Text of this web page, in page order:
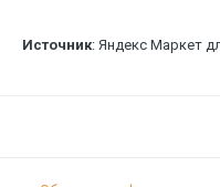
Источник: Яндекс Маркет